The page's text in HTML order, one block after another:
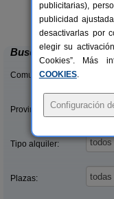
La
Támara
Buscar
Comunidades:
Provincias/Islas:
Tipo alquiler:
Plazas:
publicitarias),
publicidad
desactivarlas por
elegir su
Cookies”. Más
COOKIES.